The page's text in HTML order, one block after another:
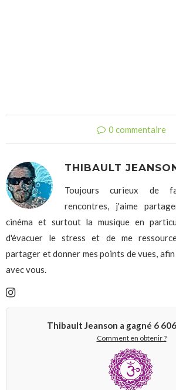
0 commentaire
THIBAULT
Toujours curieux de
rencontres, j'aime
cinéma et surtout la musique en
d'évacuer le stress et de me
partager et donner mes points de vues,
avec vous.
Thibault Jeanson a gagné 6 606
Comment en obtenir ?